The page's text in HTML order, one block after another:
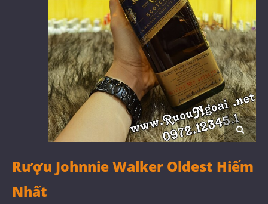
Rượu Johnnie Walker Oldest Hiếm
Nhất